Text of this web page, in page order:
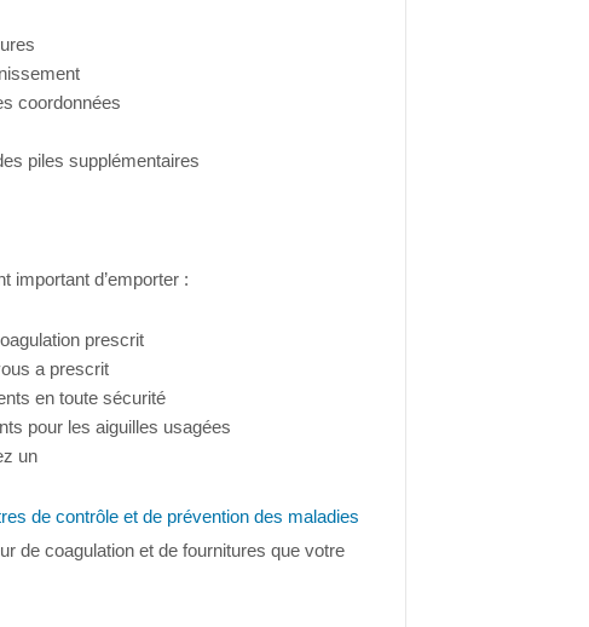
coordonnées
piles supplémentaires
important d’emporter :
prescrit
a prescrit
en toute sécurité
pour les aiguilles usagées
un
de contrôle et de prévention des maladies
de coagulation et de fournitures que votre